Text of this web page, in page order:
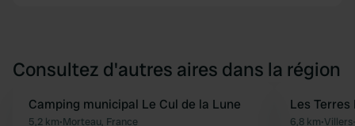
Consultez d'autres aires dans la région
Camping municipal Le Cul de la Lune
5,2 km•Morteau, France
Les Terres
6,8 km•